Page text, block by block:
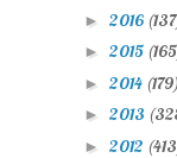
► 2016
► 2015
► 2014 (179)
► 2013
► 2012